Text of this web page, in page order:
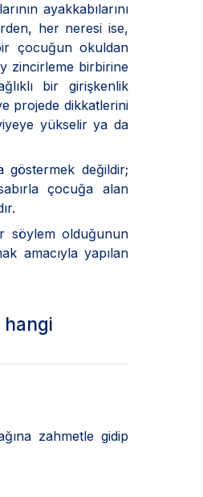
ayakkabılarını
her neresi ise,
çocuğun okuldan
zincirleme birbirine
bir girişkenlik
projede dikkatlerini
yükselir ya da
göstermek değildir;
çocuğa alan
söylem olduğunun
amacıyla yapılan
hangi
zahmetle gidip